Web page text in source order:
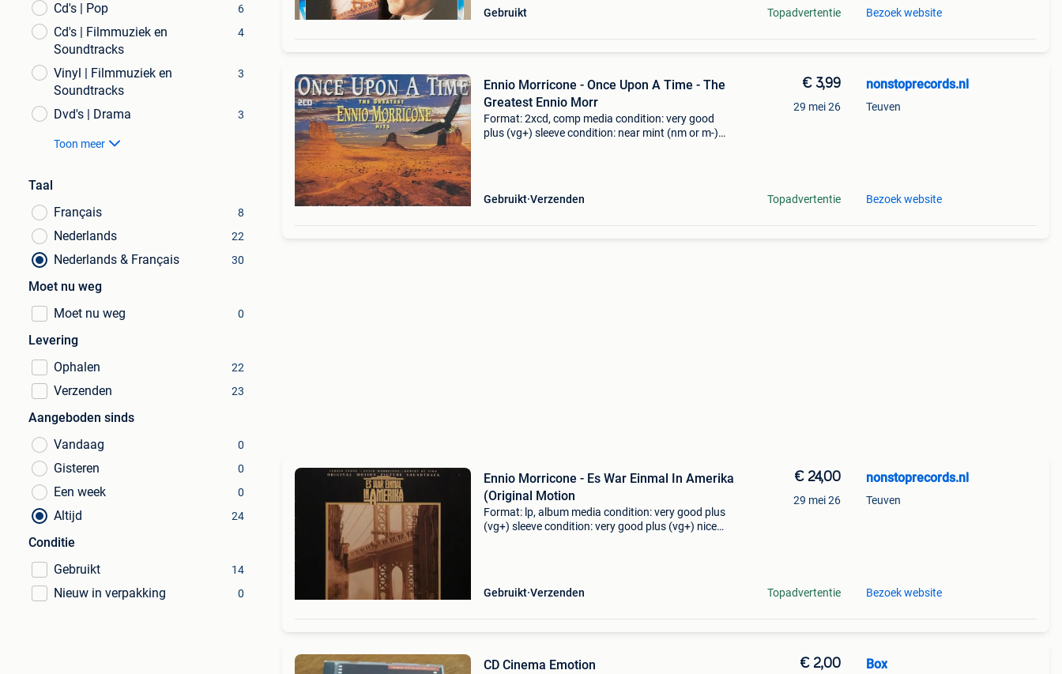
Cd's | Pop
6
Cd's | Filmmuziek en
Soundtracks
4
Vinyl | Filmmuziek en
Soundtracks
3
Dvd's | Drama 3
Toon meer
Taal
Français
8
Nederlands 22
Nederlands & Français 30
Moet nu weg
Moet nu weg
0
Levering
Ophalen
22
Verzenden 23
Aangeboden sinds
Vandaag
0
Gisteren 0
Een week 0
Altijd 24
Conditie
Gebruikt
14
Nieuw in verpakking 0
Gebruikt Topadvertentie Bezoek website
Ennio Morricone - Once Upon A Time - The
Greatest Ennio Morr
Format: 2xcd, comp media condition: very good
plus (vg+) sleeve condition: near mint (nm or m-)
Gebruikt Verzenden
€ 3,99
29 mei 26
Topadvertentie
nonstoprecords.nl
Teuven
Bezoek website
Ennio Morricone - Es War Einmal In Amerika
(Original Motion
Format: lp, album media condition: very good plus
(vg+) sleeve condition: very good plus (vg+) nice
Gebruikt Verzenden
€ 24,00
29 mei 26
Topadvertentie
nonstoprecords.nl
Teuven
Bezoek website
CD Cinema Emotion € 2,00 Box